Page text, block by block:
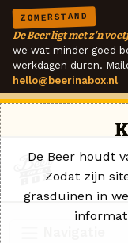
ZOMERSTAND
De Beer ligt met z'n
we wat minder goed
werkdagen duren.
hello@beerinabox.nl
De Beer houdt
Zodat zijn
grasduinen in